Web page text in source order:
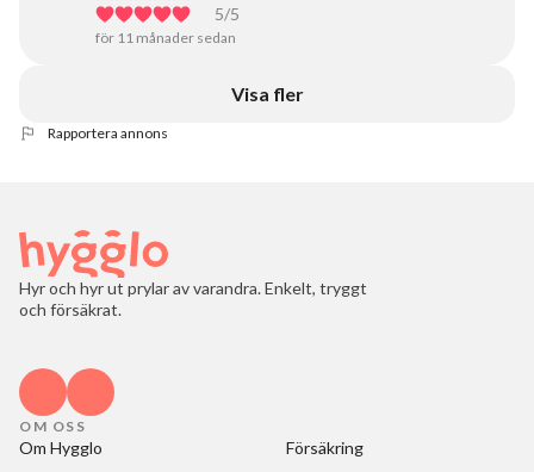
5/5
för 11 månader sedan
Visa fler
Rapportera annons
Hyr och hyr ut prylar av varandra. Enkelt, tryggt
och försäkrat.
OM OSS
Om Hygglo
Försäkring